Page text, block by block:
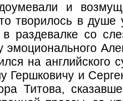
и
творилось в
в раздевалке со
эмоционального
на английского
Гершковичу и
Титова,